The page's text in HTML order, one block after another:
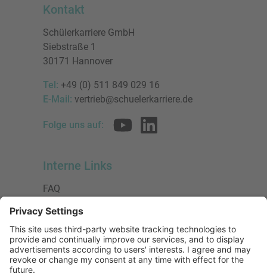
Kontakt
Schülerkarriere GmbH
Siebstraße 1
30171 Hannover
Tel: +49 (0) 511 849 029 16
E-Mail: vertrieb@schuelerkarriere.de
Folge uns auf:
Interne Links
FAQ
Datenschutzerklärung
Impressum
Presse
Urheberrecht